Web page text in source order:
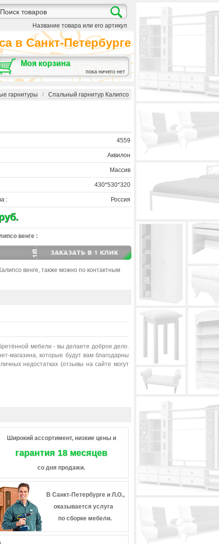
Название товара или его артикул
в Санкт-Петербурге
Моя корзина
пока ничего нет
гарнитуры / Спальный гарнитур Калипсо
4559
Аквилон
Массив
430*530*320
: Россия
венге :
венге, также можно по контактным
мебели - вы делаете доброе дело.
магазина, которые будут вам благодарны
недостатках (отзывы на сайте могут
Широкий ассортимент, низкие цены и
гарантия 18 месяцев
со дня продажи.
В Санкт-Петербурге и Л.О.,
оказывается услуга
по сборке мебели.